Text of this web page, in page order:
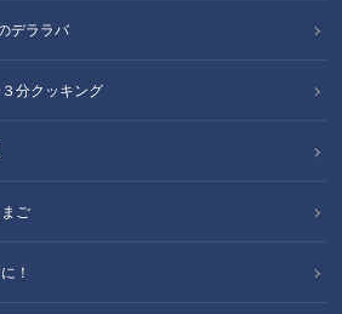
デララバ
分クッキング
ご
！
えマスター